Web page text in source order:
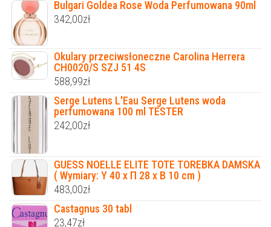
Bulgari Goldea Rose Woda Perfumowana 90ml
342,00zł
Okulary przeciwsłoneczne Carolina Herrera
CH0020/S SZJ 51 4S
588,99zł
Serge Lutens L'Eau Serge Lutens woda
perfumowana 100 ml TESTER
242,00zł
GUESS NOELLE ELITE TOTE TOREBKA DAMSKA
( Wymiary: Υ 40 x Π 28 x B 10 cm )
483,00zł
Castagnus 30 tabl
23,47zł